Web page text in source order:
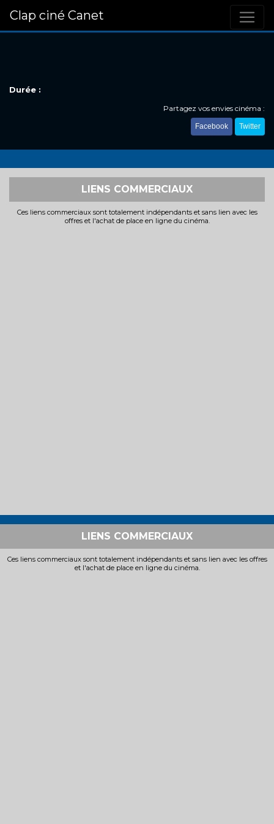
Clap ciné Canet
Durée :
Partagez vos envies cinéma :
Facebook Twitter
LIENS COMMERCIAUX
Ces liens commerciaux sont totalement indépendants et sans lien avec les
offres et l'achat de place en ligne du cinéma.
LIENS COMMERCIAUX
Ces liens commerciaux sont totalement indépendants et sans lien avec les offres
et l'achat de place en ligne du cinéma.